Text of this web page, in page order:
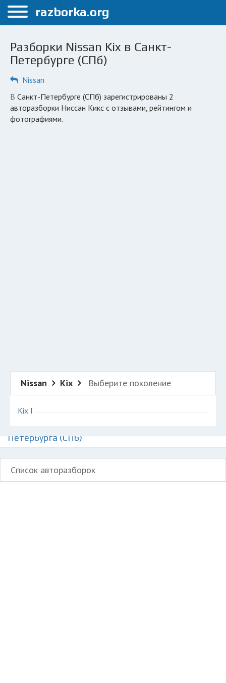
Меню
Санкт-Петербург
Автосервисы
Разборки Nissan Kix в Санкт-
Петербурге (СПб)
Nissan
в Санкт-Петербурге (СПб) зарегистрированы 2
авторазборки Ниссан Кикс с отзывами, рейтингом и
фотографиями.
Nissan Kix Выберите поколение
Kix I
Петербурга (СПб)
Список авторазборок
razborka.org